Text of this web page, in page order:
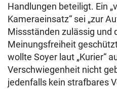
Handlungen beteiligt. Ein
Kameraeinsatz“ sei „zur
Missständen zulässig und
Meinungsfreiheit
wollte Soyer laut „Kurier“
Verschwiegenheit nicht
jedenfalls kein strafbares